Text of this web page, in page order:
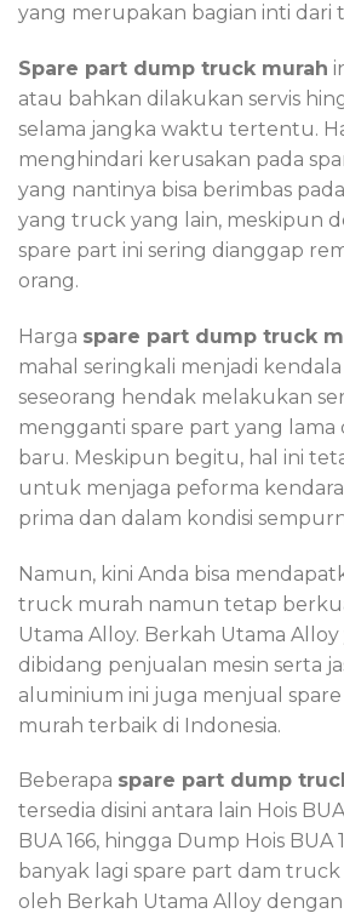
yang merupakan bagian inti dari
Spare part dump truck murah
atau bahkan dilakukan servis
selama jangka waktu tertentu.
menghindari kerusakan pada
yang nantinya bisa berimbas
yang truck yang lain, meskipun
spare part ini sering dianggap
orang.
Harga spare part dump truck
mahal seringkali menjadi
seseorang hendak melakukan
mengganti spare part yang lama
baru. Meskipun begitu, hal ini
untuk menjaga peforma
prima dan dalam kondisi
Namun, kini Anda bisa
truck murah namun tetap
Utama Alloy. Berkah Utama
dibidang penjualan mesin serta
aluminium ini juga menjual
murah terbaik di Indonesia.
Beberapa spare part dump
tersedia disini antara lain Hois
BUA 166, hingga Dump Hois BUA
banyak lagi spare part dam
oleh Berkah Utama Alloy